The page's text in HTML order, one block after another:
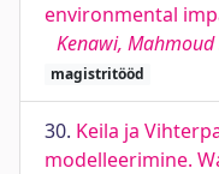
environmental
Kenawi, Mahmoud
magistritööd
30. Keila ja
modelleerimine.